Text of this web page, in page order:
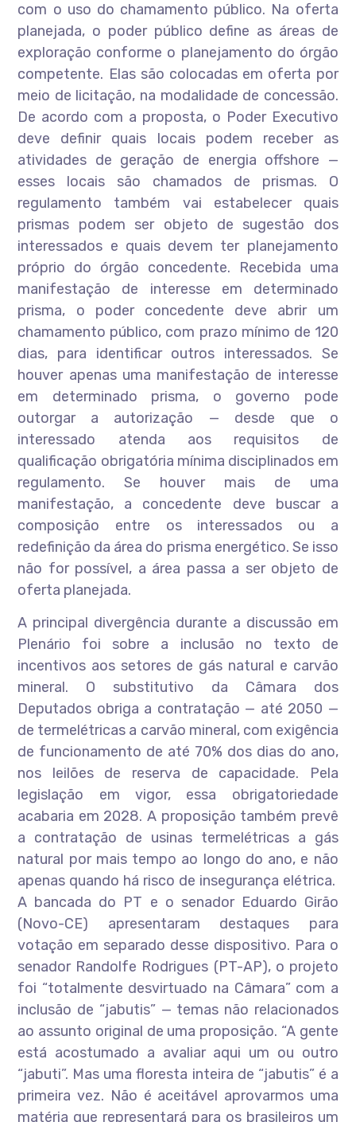
com o uso do chamamento público. Na oferta
planejada, o poder público define as áreas de
exploração conforme o planejamento do órgão
competente. Elas são colocadas em oferta por
meio de licitação, na modalidade de concessão.
De acordo com a proposta, o Poder Executivo
deve definir quais locais podem receber as
atividades de geração de energia offshore —
esses locais são chamados de prismas. O
regulamento também vai estabelecer quais
prismas podem ser objeto de sugestão dos
interessados e quais devem ter planejamento
próprio do órgão concedente. Recebida uma
manifestação de interesse em determinado
prisma, o poder concedente deve abrir um
chamamento público, com prazo mínimo de 120
dias, para identificar outros interessados. Se
houver apenas uma manifestação de interesse
em determinado prisma, o governo pode
outorgar a autorização — desde que o
interessado atenda aos requisitos de
qualificação obrigatória mínima disciplinados em
regulamento. Se houver mais de uma
manifestação, a concedente deve buscar a
composição entre os interessados ou a
redefinição da área do prisma energético. Se isso
não for possível, a área passa a ser objeto de
oferta planejada.
A principal divergência durante a discussão em
Plenário foi sobre a inclusão no texto de
incentivos aos setores de gás natural e carvão
mineral. O substitutivo da Câmara dos
Deputados obriga a contratação — até 2050 —
de termelétricas a carvão mineral, com exigência
de funcionamento de até 70% dos dias do ano,
nos leilões de reserva de capacidade. Pela
legislação em vigor, essa obrigatoriedade
acabaria em 2028. A proposição também prevê
a contratação de usinas termelétricas a gás
natural por mais tempo ao longo do ano, e não
apenas quando há risco de insegurança elétrica.
A bancada do PT e o senador Eduardo Girão
(Novo-CE) apresentaram destaques para
votação em separado desse dispositivo. Para o
senador Randolfe Rodrigues (PT-AP), o projeto
foi “totalmente desvirtuado na Câmara” com a
inclusão de “jabutis” — temas não relacionados
ao assunto original de uma proposição. “A gente
está acostumado a avaliar aqui um ou outro
“jabuti”. Mas uma floresta inteira de “jabutis” é a
primeira vez. Não é aceitável aprovarmos uma
matéria que representará para os brasileiros um